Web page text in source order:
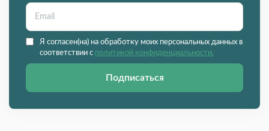
Я согласен(на) на обработку моих персональных данных в
соответствии с политикой конфиденциальности.
Подписаться